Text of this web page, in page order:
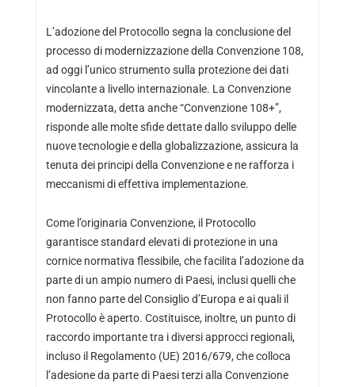
L’adozione del Protocollo segna la conclusione del
processo di modernizzazione della Convenzione 108,
ad oggi l’unico strumento sulla protezione dei dati
vincolante a livello internazionale. La Convenzione
modernizzata, detta anche “Convenzione 108+”,
risponde alle molte sfide dettate dallo sviluppo delle
nuove tecnologie e della globalizzazione, assicura la
tenuta dei principi della Convenzione e ne rafforza i
meccanismi di effettiva implementazione.
Come l’originaria Convenzione, il Protocollo
garantisce standard elevati di protezione in una
cornice normativa flessibile, che facilita l’adozione da
parte di un ampio numero di Paesi, inclusi quelli che
non fanno parte del Consiglio d’Europa e ai quali il
Protocollo è aperto. Costituisce, inoltre, un punto di
raccordo importante tra i diversi approcci regionali,
incluso il Regolamento (UE) 2016/679, che colloca
l’adesione da parte di Paesi terzi alla Convenzione